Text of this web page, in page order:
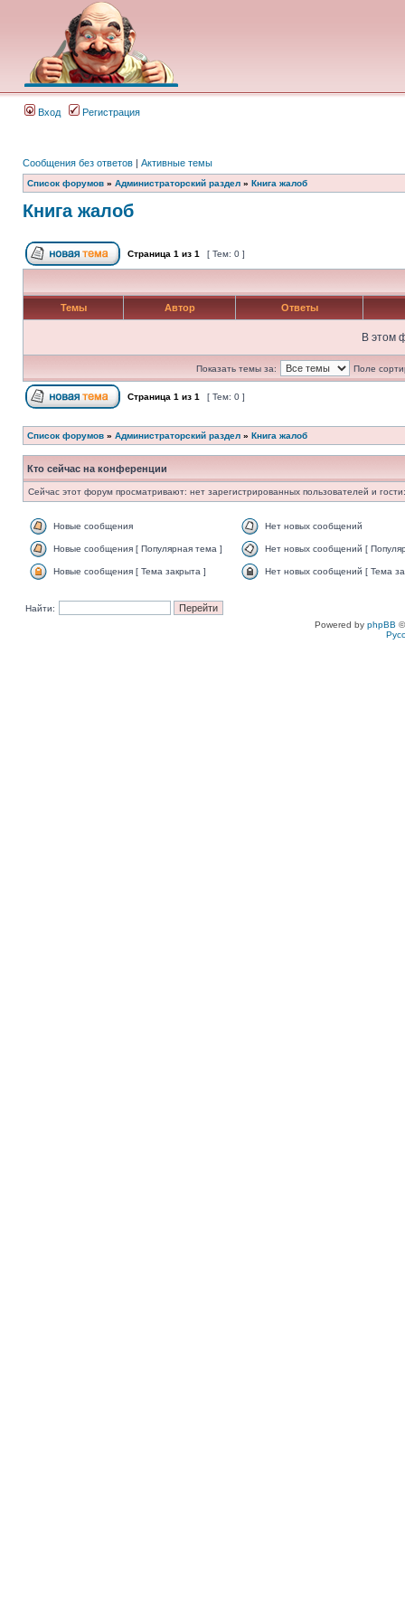
Вход Регистрация
Сообщения без ответов | Активные темы
Список форумов » Администраторский раздел » Книга жалоб
Книга жалоб
Страница 1 из 1 [ Тем: 0 ]
Темы Автор Ответы
В этом
Показать темы за: Поле
Страница 1 из 1 [ Тем: 0 ]
Список форумов » Администраторский раздел » Книга жалоб
Кто сейчас на конференции
Сейчас этот форум просматривают: нет зарегистрированных пользователей и
Новые сообщения Нет новых сообщений
Новые сообщения [ Популярная тема ] Нет новых сообщений [
Новые сообщения [ Тема закрыта ] Нет новых сообщений [ Тема
Найти:
Powered by phpBB